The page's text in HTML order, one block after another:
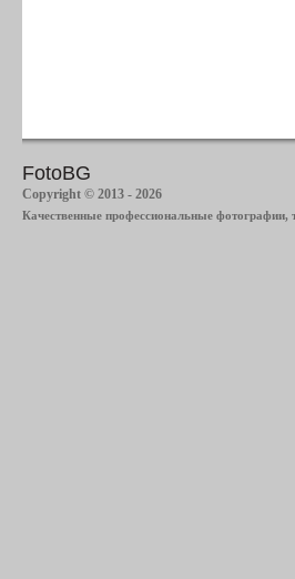
FotoBG
Copyright © 2013 - 2026
Качественные профессиональные